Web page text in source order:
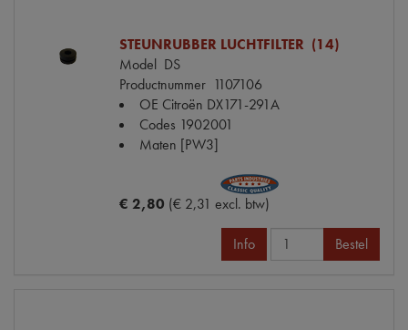
STEUNRUBBER LUCHTFILTER (14)
Model DS
Productnummer 1107106
OE Citroën DX171-291A
Codes 1902001
Maten [PW3]
€ 2,80 (€ 2,31 excl. btw)
Info Bestel